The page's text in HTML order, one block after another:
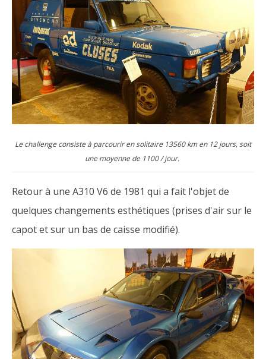
Le challenge consiste à parcourir en solitaire 13560 km en 12 jours, soit
une moyenne de 1100 / jour.
Retour à une A310 V6 de 1981 qui a fait l'objet de
quelques changements esthétiques (prises d'air sur le
capot et sur un bas de caisse modifié).